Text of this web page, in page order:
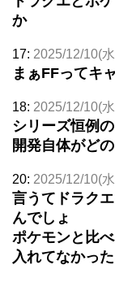
か
17: 2025/12/10(
まぁFFってキ
18: 2025/12/10(
シリーズ恒例
開発自体がど
20: 2025/12/10(
言うてドラク
んでしょ
ポケモンと比
入れてなかっ